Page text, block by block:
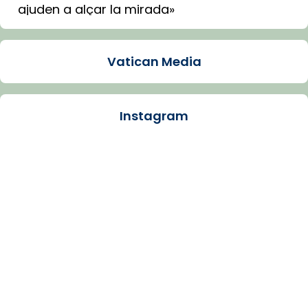
ajuden a alçar la mirada»
Mons. Sergi Gordo, bisbe de Tortosa, ha
Santes de Mataró.
🔗tinyurl.com/cvu5jmbk
Vatican Media
Instagram